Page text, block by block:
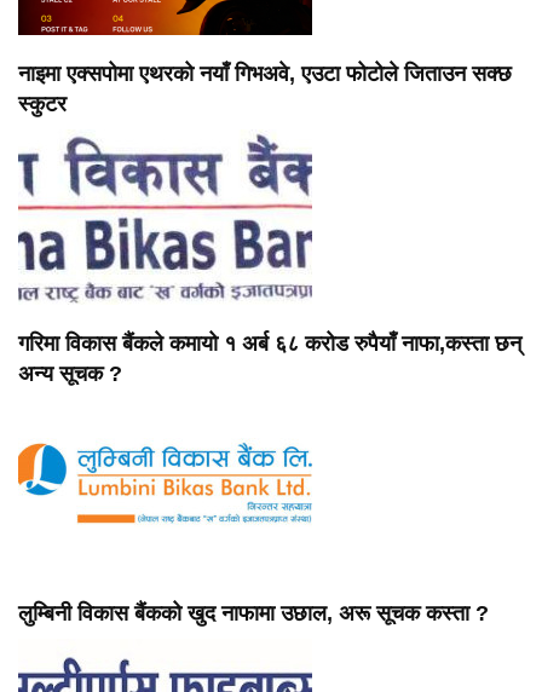
नाइमा एक्सपोमा एथरको नयाँ गिभअवे, एउटा फोटोले जिताउन सक्छ
स्कुटर
गरिमा विकास बैंकले कमायो १ अर्ब ६८ करोड रुपैयाँ नाफा,कस्ता छन्
अन्य सूचक ?
लुम्बिनी विकास बैंकको खुद नाफामा उछाल, अरू सूचक कस्ता ?